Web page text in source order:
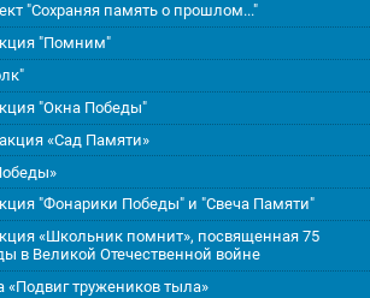
"Сохраняя память о прошлом..."
"Помним"
"Окна Победы"
«Сад Памяти»
"Фонарики Победы" и "Свеча Памяти"
«Школьник помнит», посвященная 75
в Великой Отечественной войне
«Подвиг тружеников тыла»